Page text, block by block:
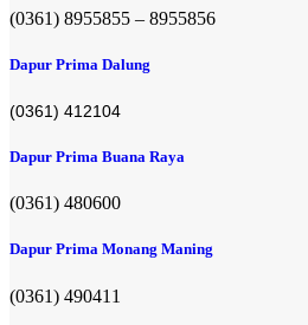
(0361) 8955855 – 8955856​
Dapur Prima Dalung
(0361) 412104
Dapur Prima Buana Raya
(0361) 480600
Dapur Prima Monang Maning
(0361) 490411​